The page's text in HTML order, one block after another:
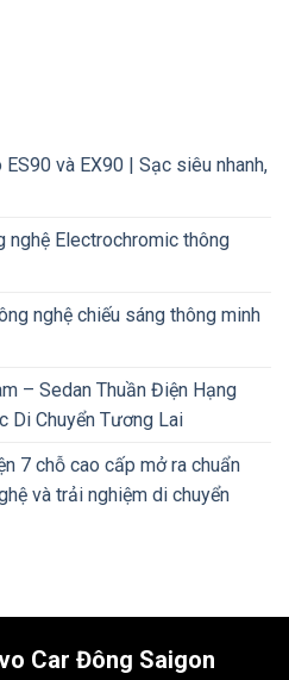
và EX90 | Sạc siêu nhanh,
nghệ Electrochromic thông
nghệ chiếu sáng thông minh
– Sedan Thuần Điện Hạng
Di Chuyển Tương Lai
7 chỗ cao cấp mở ra chuẩn
và trải nghiệm di chuyển
Car Đông Saigon